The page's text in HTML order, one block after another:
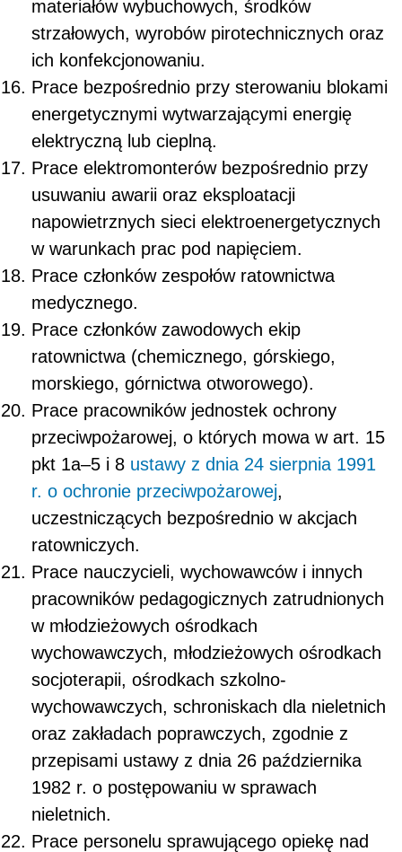
materiałów wybuchowych, środków
strzałowych, wyrobów pirotechnicznych oraz
ich konfekcjonowaniu.
Prace bezpośrednio przy sterowaniu blokami
energetycznymi wytwarzającymi energię
elektryczną lub cieplną.
Prace elektromonterów bezpośrednio przy
usuwaniu awarii oraz eksploatacji
napowietrznych sieci elektroenergetycznych
w warunkach prac pod napięciem.
Prace członków zespołów ratownictwa
medycznego.
Prace członków zawodowych ekip
ratownictwa (chemicznego, górskiego,
morskiego, górnictwa otworowego).
Prace pracowników jednostek ochrony
przeciwpożarowej, o których mowa w art. 15
pkt 1a–5 i 8 ustawy z dnia 24 sierpnia 1991
r. o ochronie przeciwpożarowej,
uczestniczących bezpośrednio w akcjach
ratowniczych.
Prace nauczycieli, wychowawców i innych
pracowników pedagogicznych zatrudnionych
w młodzieżowych ośrodkach
wychowawczych, młodzieżowych ośrodkach
socjoterapii, ośrodkach szkolno-
wychowawczych, schroniskach dla nieletnich
oraz zakładach poprawczych, zgodnie z
przepisami ustawy z dnia 26 października
1982 r. o postępowaniu w sprawach
nieletnich.
Prace personelu sprawującego opiekę nad